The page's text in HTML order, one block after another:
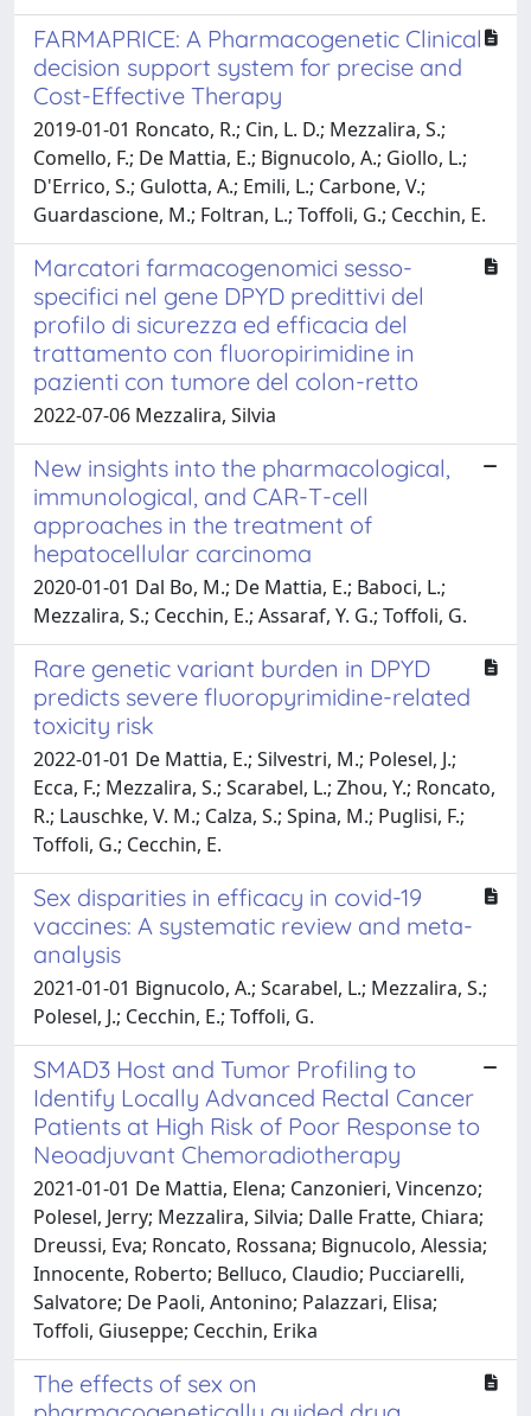
FARMAPRICE: A Pharmacogenetic Clinical
decision support system for precise and
Cost-Effective Therapy
2019-01-01 Roncato, R.; Cin, L. D.; Mezzalira, S.;
Comello, F.; De Mattia, E.; Bignucolo, A.; Giollo, L.;
D'Errico, S.; Gulotta, A.; Emili, L.; Carbone, V.;
Guardascione, M.; Foltran, L.; Toffoli, G.; Cecchin, E.
Marcatori farmacogenomici sesso-
specifici nel gene DPYD predittivi del
profilo di sicurezza ed efficacia del
trattamento con fluoropirimidine in
pazienti con tumore del colon-retto
2022-07-06 Mezzalira, Silvia
New insights into the pharmacological,
immunological, and CAR-T-cell
approaches in the treatment of
hepatocellular carcinoma
2020-01-01 Dal Bo, M.; De Mattia, E.; Baboci, L.;
Mezzalira, S.; Cecchin, E.; Assaraf, Y. G.; Toffoli, G.
Rare genetic variant burden in DPYD
predicts severe fluoropyrimidine-related
toxicity risk
2022-01-01 De Mattia, E.; Silvestri, M.; Polesel, J.;
Ecca, F.; Mezzalira, S.; Scarabel, L.; Zhou, Y.; Roncato,
R.; Lauschke, V. M.; Calza, S.; Spina, M.; Puglisi, F.;
Toffoli, G.; Cecchin, E.
Sex disparities in efficacy in covid-19
vaccines: A systematic review and meta-
analysis
2021-01-01 Bignucolo, A.; Scarabel, L.; Mezzalira, S.;
Polesel, J.; Cecchin, E.; Toffoli, G.
SMAD3 Host and Tumor Profiling to
Identify Locally Advanced Rectal Cancer
Patients at High Risk of Poor Response to
Neoadjuvant Chemoradiotherapy
2021-01-01 De Mattia, Elena; Canzonieri, Vincenzo;
Polesel, Jerry; Mezzalira, Silvia; Dalle Fratte, Chiara;
Dreussi, Eva; Roncato, Rossana; Bignucolo, Alessia;
Innocente, Roberto; Belluco, Claudio; Pucciarelli,
Salvatore; De Paoli, Antonino; Palazzari, Elisa;
Toffoli, Giuseppe; Cecchin, Erika
The effects of sex on